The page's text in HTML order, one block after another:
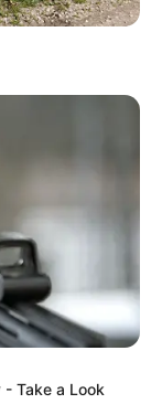
Take a Look